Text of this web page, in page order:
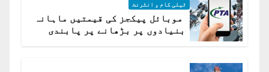
ٹیلی کام و انٹرنٹ
موبائل پیکجز کی قیمتیں ماہانہ
بنیادوں پر بڑھانے پر پابندی